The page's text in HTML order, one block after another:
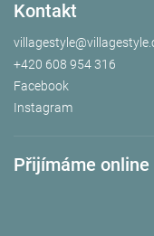
Kontakt
villagestyle@
+420 608 954 316
Facebook
Instagram
Přijímáme